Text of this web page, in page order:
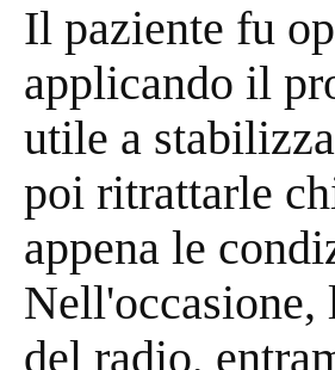
Il paziente fu
applicando il
utile a
poi ritrattarle
appena le
del radio,